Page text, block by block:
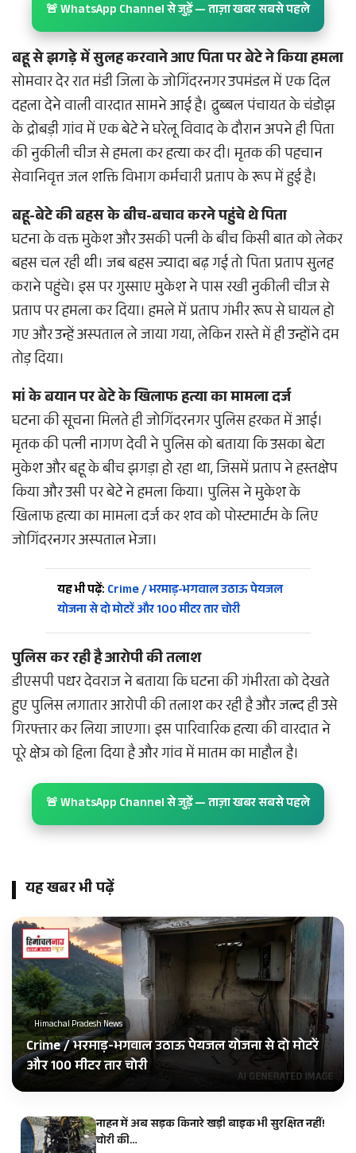
🚨 WhatsApp Channel से जुड़ें — ताज़ा खबर सबसे पहले
बहू से झगड़े में सुलह करवाने आए पिता पर बेटे ने किया हमला
सोमवार देर रात मंडी जिला के जोगिंदरनगर उपमंडल में एक दिल
दहला देने वाली वारदात सामने आई है। द्रुब्बल पंचायत के चंडोझ
के द्रोबड़ी गांव में एक बेटे ने घरेलू विवाद के दौरान अपने ही पिता
की नुकीली चीज से हमला कर हत्या कर दी। मृतक की पहचान
सेवानिवृत्त जल शक्ति विभाग कर्मचारी प्रताप के रूप में हुई है।
बहू-बेटे की बहस के बीच-बचाव करने पहुंचे थे पिता
घटना के वक्त मुकेश और उसकी पत्नी के बीच किसी बात को लेकर
बहस चल रही थी। जब बहस ज्यादा बढ़ गई तो पिता प्रताप सुलह
कराने पहुंचे। इस पर गुस्साए मुकेश ने पास रखी नुकीली चीज से
प्रताप पर हमला कर दिया। हमले में प्रताप गंभीर रूप से घायल हो
गए और उन्हें अस्पताल ले जाया गया, लेकिन रास्ते में ही उन्होंने दम
तोड़ दिया।
मां के बयान पर बेटे के खिलाफ हत्या का मामला दर्ज
घटना की सूचना मिलते ही जोगिंदरनगर पुलिस हरकत में आई।
मृतक की पत्नी नागण देवी ने पुलिस को बताया कि उसका बेटा
मुकेश और बहू के बीच झगड़ा हो रहा था, जिसमें प्रताप ने हस्तक्षेप
किया और उसी पर बेटे ने हमला किया। पुलिस ने मुकेश के
खिलाफ हत्या का मामला दर्ज कर शव को पोस्टमार्टम के लिए
जोगिंदरनगर अस्पताल भेजा।
यह भी पढ़ें: Crime / भरमाड़-भगवाल उठाऊ पेयजल
योजना से दो मोटरें और 100 मीटर तार चोरी
पुलिस कर रही है आरोपी की तलाश
डीएसपी पधर देवराज ने बताया कि घटना की गंभीरता को देखते
हुए पुलिस लगातार आरोपी की तलाश कर रही है और जल्द ही उसे
गिरफ्तार कर लिया जाएगा। इस पारिवारिक हत्या की वारदात ने
पूरे क्षेत्र को हिला दिया है और गांव में मातम का माहौल है।
🚨 WhatsApp Channel से जुड़ें — ताज़ा खबर सबसे पहले
यह खबर भी पढ़ें
Himachal Pradesh News
Crime / भरमाड़-भगवाल उठाऊ पेयजल योजना से दो मोटरें
और 100 मीटर तार चोरी
नाहन में अब सड़क किनारे खड़ी बाइक भी सुरक्षित नहीं!
चोरी की…